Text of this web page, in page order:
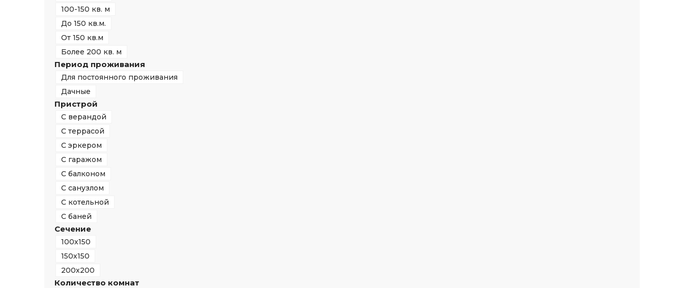
100-150 кв. м
До 150 кв.м.
От 150 кв.м
Более 200 кв. м
Период проживания
Для постоянного проживания
Дачные
Пристрой
С верандой
С террасой
С эркером
С гаражом
С балконом
С санузлом
С котельной
С баней
Сечение
100х150
150х150
200х200
Количество комнат